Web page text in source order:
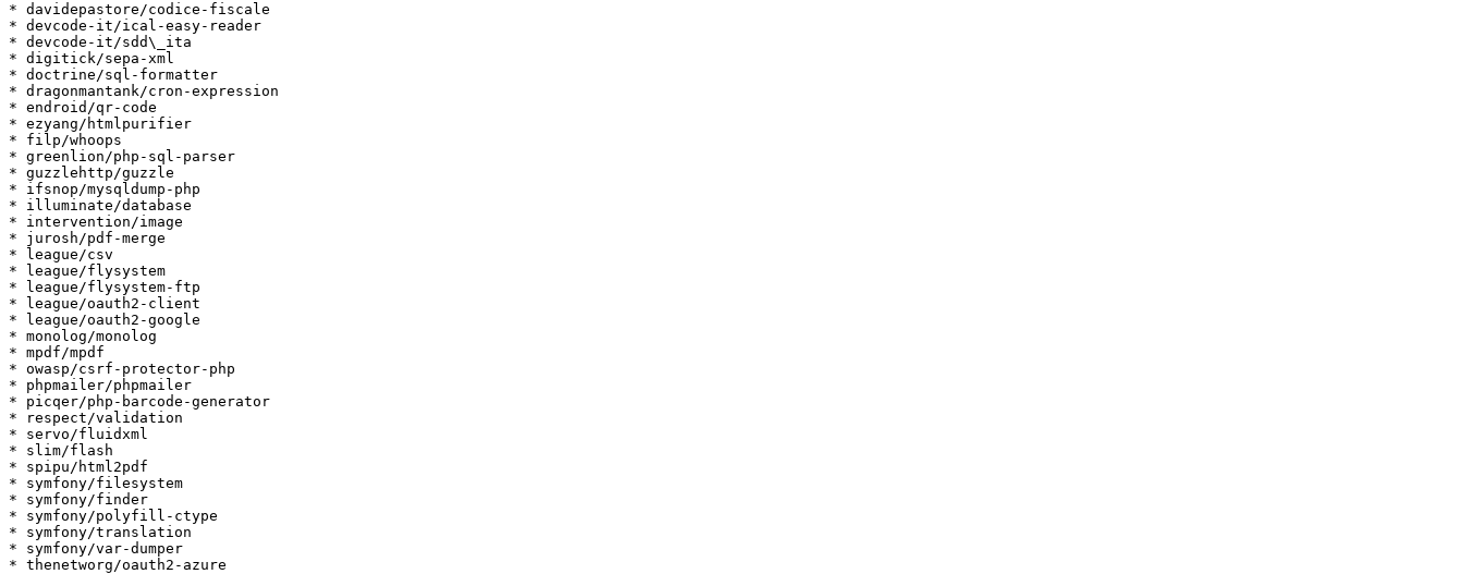
* davidepastore/codice-fiscale
* devcode-it/ical-easy-reader
* devcode-it/sdd\_ita
* digitick/sepa-xml
* doctrine/sql-formatter
* dragonmantank/cron-expression
* endroid/qr-code
* ezyang/htmlpurifier
* filp/whoops
* greenlion/php-sql-parser
* guzzlehttp/guzzle
* ifsnop/mysqldump-php
* illuminate/database
* intervention/image
* jurosh/pdf-merge
* league/csv
* league/flysystem
* league/flysystem-ftp
* league/oauth2-client
* league/oauth2-google
* monolog/monolog
* mpdf/mpdf
* owasp/csrf-protector-php
* phpmailer/phpmailer
* picqer/php-barcode-generator
* respect/validation
* servo/fluidxml
* slim/flash
* spipu/html2pdf
* symfony/filesystem
* symfony/finder
* symfony/polyfill-ctype
* symfony/translation
* symfony/var-dumper
* thenetworg/oauth2-azure